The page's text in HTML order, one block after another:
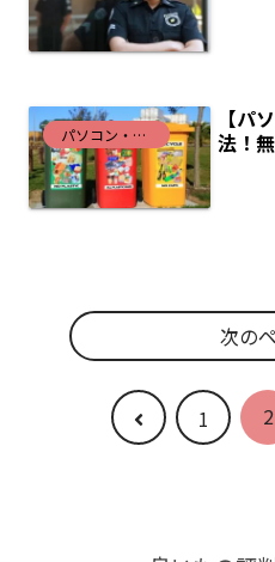
パソコン・インターネット
【パ
法！
次の
前
1 2